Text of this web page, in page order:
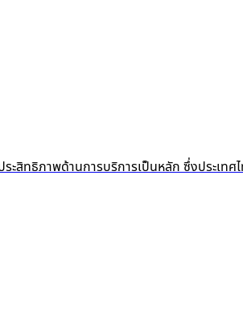
สิทธิภาพด้านการบริการเป็นหลัก ซึ่งประเท